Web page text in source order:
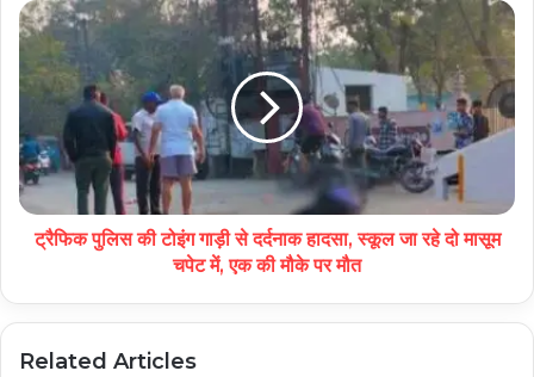
ट्रैफिक पुलिस की टोइंग गाड़ी से दर्दनाक हादसा, स्कूल जा रहे दो मासूम
चपेट में, एक की मौके पर मौत
Related Articles